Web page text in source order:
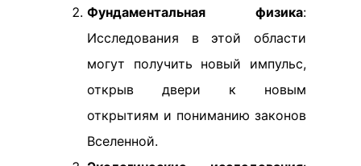
Фундаментальная физика:
Исследования в этой области
могут получить новый импульс,
открыв двери к новым
открытиям и пониманию законов
Вселенной.